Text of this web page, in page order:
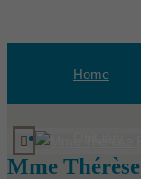
Home
Mme